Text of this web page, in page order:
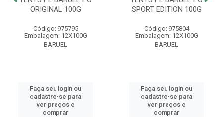
ORIGINAL 100G
Código: 975795
Embalagem: 12X100G
BARUEL
Faça seu login ou
cadastre-se para
ver preços e
comprar
SPORT EDITION 100G
Código: 975804
Embalagem: 12X100G
BARUEL
Faça seu login ou
cadastre-se para
ver preços e
comprar